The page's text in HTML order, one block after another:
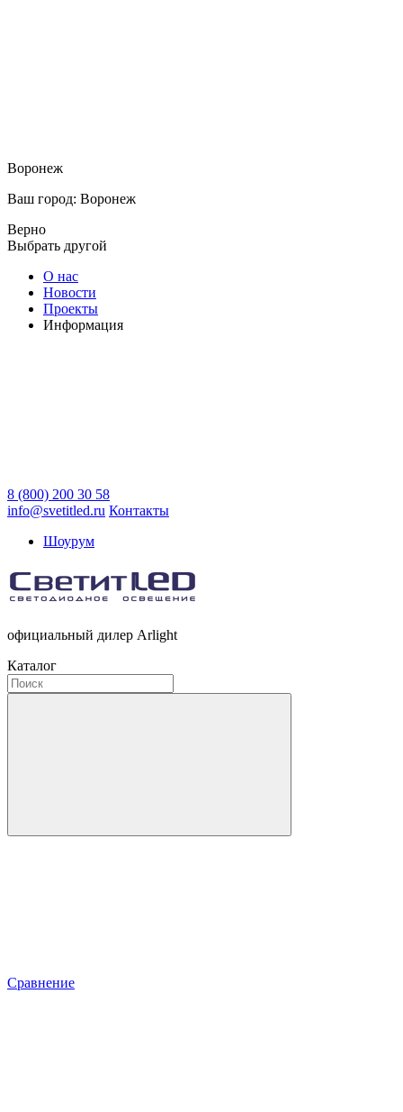
Воронеж
Ваш город: Воронеж
Верно
Выбрать другой
О нас
Новости
Проекты
Информация
8 (800) 200 30 58
info@svetitled.ru Контакты
Шоурум
официальный дилер Arlight
Каталог
Сравнение